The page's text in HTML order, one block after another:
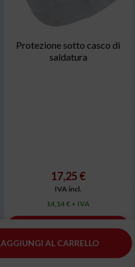
AGGIUNGI AL CARRELLO
Protezione sotto casco di
saldatura
17,25 €
IVA incl.
14,14 € + IVA
AGGIUNGI AL CARRELLO